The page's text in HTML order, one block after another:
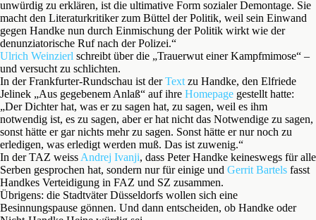
unwürdig zu erklären, ist die ultimative Form sozialer Demontage. Sie
macht den Literaturkritiker zum Büttel der Politik, weil sein Einwand
gegen Handke nun durch Einmischung der Politik wirkt wie der
denunziatorische Ruf nach der Polizei.“
Ulrich Weinzierl schreibt über die „Trauerwut einer Kampfmimose“ –
und versucht zu schlichten.
In der Frankfurter-Rundschau ist derText zu Handke, den Elfriede
Jelinek „Aus gegebenem Anlaß“ auf ihre Homepage gestellt hatte:
„Der Dichter hat, was er zu sagen hat, zu sagen, weil es ihm
notwendig ist, es zu sagen, aber er hat nicht das Notwendige zu sagen,
sonst hätte er gar nichts mehr zu sagen. Sonst hätte er nur noch zu
erledigen, was erledigt werden muß. Das ist zuwenig.“
In der TAZ weiss Andrej Ivanji, dass Peter Handke keineswegs für alle
Serben gesprochen hat, sondern nur für einige und Gerrit Bartels fasst
Handkes Verteidigung in FAZ und SZ zusammen.
Übrigens: die Stadtväter Düsseldorfs wollen sich eine
Besinnungspause gönnen. Und dann entscheiden, ob Handke oder